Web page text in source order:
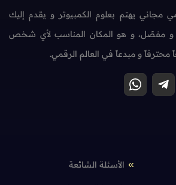
يهتم بعلوم الكمبيوتر و يقدم إليك
مفصّل، و هو المكان المناسب لأي شخص
و مبدعاً في العالم الرقمي.
الأسئلة الشائعة